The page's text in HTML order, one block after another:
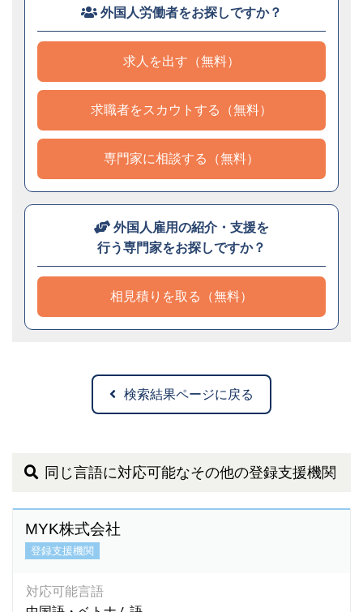
外国人労働者をお探しですか？
求人を出す（無料）
求職者をスカウトする（無料）
専門家に相談する（無料）
外国人雇用の紹介・支援を
行う専門家をお探しですか？
相見積りを取る（無料）
検索結果ページに戻る
同じ言語に対応可能なその他の登録支援機関
MYK株式会社
登録支援機関
対応可能言語